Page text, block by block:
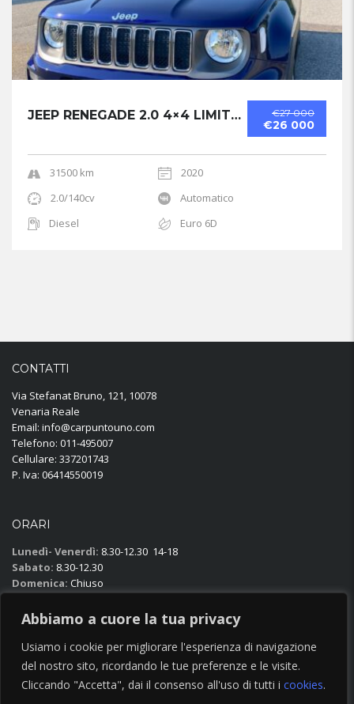
Abbiamo a cuore la tua privacy
Usiamo i cookie per migliorare l'esperienza di navigazione
del nostro sito, ricordando le tue preferenze e le visite.
Cliccando "Accetta", dai il consenso all'uso di tutti i cookies.
€27 000
€26 000
JEEP RENEGADE 2.0 4×4 LIMITED
31500 km
2020
2.0/140cv
Automatico
Diesel
Euro 6D
CONTATTI
Via Stefanat Bruno, 121, 10078
Venaria Reale
Email: info@carpuntouno.com
Telefono: 011-495007
Cellulare: 337201743
P. Iva: 06414550019
ORARI
Lunedì- Venerdì: 8.30-12.30 14-18
Sabato: 8.30-12.30
Domenica: Chiuso